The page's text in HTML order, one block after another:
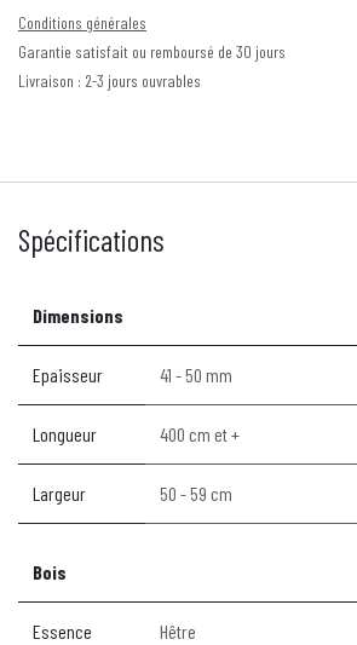
Conditions générales
Garantie satisfait ou remboursé de 30 jours
Livraison : 2-3 jours ouvrables
Spécifications
Dimensions
Epaisseur 41 - 50 mm
Longueur 400 cm et +
Largeur 50 - 59 cm
Bois
Essence Hêtre